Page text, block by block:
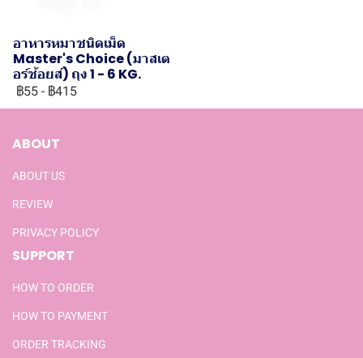
อาหารหมาชนิดเม็ด
Master's Choice (มาสเต
อร์ช้อยส์) ถุง 1 - 6 KG.
฿55 - ฿415
ABOUT
ABOUT US
REVIEW
PRIVACY POLICY
SUPPORT
HOW TO ORDER
HOW TO PAYMENT
ORDER TRACKING